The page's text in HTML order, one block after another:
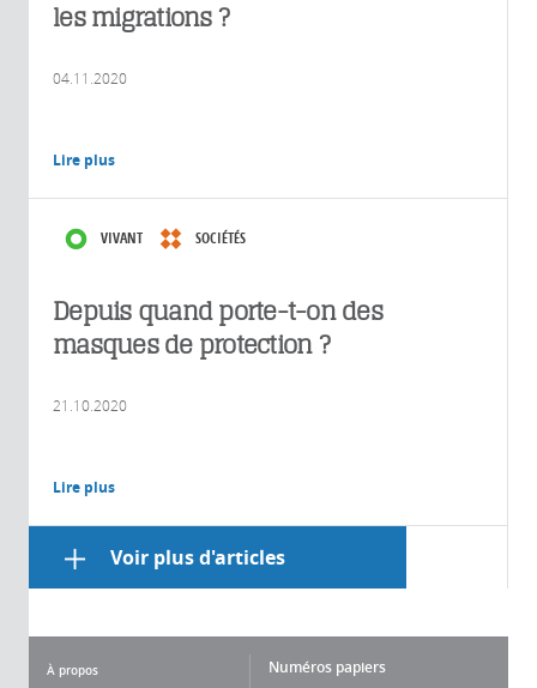
les migrations ?
04.11.2020
Lire plus
VIVANT SOCIÉTÉS
Depuis quand porte-t-on des
masques de protection ?
21.10.2020
Lire plus
Voir plus d'articles
À propos
Numéros papiers